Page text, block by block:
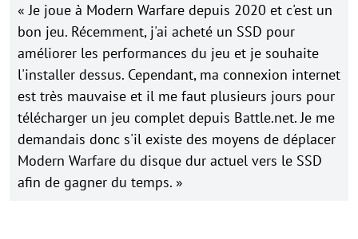
« Je joue à Modern Warfare depuis 2020 et c'est un
bon jeu. Récemment, j'ai acheté un SSD pour
améliorer les performances du jeu et je souhaite
l'installer dessus. Cependant, ma connexion internet
est très mauvaise et il me faut plusieurs jours pour
télécharger un jeu complet depuis Battle.net. Je me
demandais donc s'il existe des moyens de déplacer
Modern Warfare du disque dur actuel vers le SSD
afin de gagner du temps. »